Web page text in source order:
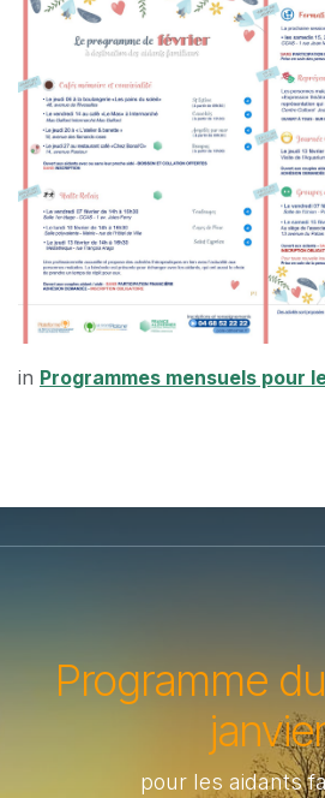
in Programmes mensuels pour
Programme
pour les aidants